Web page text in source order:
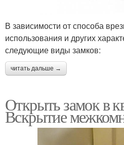
В зависимости от способа
использования и других
следующие виды замков:
читать дальше →
Открыть замок в
Вскрытие